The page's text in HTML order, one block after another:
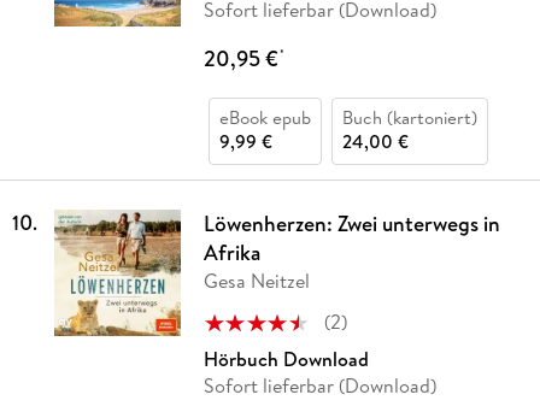
Sofort lieferbar (Download)
20,95 €*
eBook epub
9,99 €
Buch (kartoniert)
24,00 €
10.
Löwenherzen: Zwei unterwegs in
Afrika
Gesa Neitzel
(2)
Hörbuch Download
Sofort lieferbar (Download)